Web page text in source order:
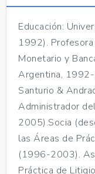
Educación:
1992).
Monetario y
Argentina,
Santurio &
Administrador
2005).Socia
las Áreas de
(1996-2003).
Práctica de